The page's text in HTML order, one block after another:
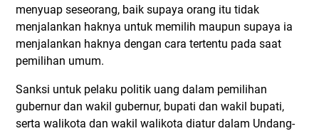
menyuap seseorang, baik supaya orang itu tidak
menjalankan haknya untuk memilih maupun supaya ia
menjalankan haknya dengan cara tertentu pada saat
pemilihan umum.
Sanksi untuk pelaku politik uang dalam pemilihan
gubernur dan wakil gubernur, bupati dan wakil bupati,
serta walikota dan wakil walikota diatur dalam Undang-